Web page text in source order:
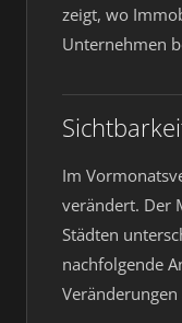
zeigt, wo
Unternehmen
Im
verändert. Der
Städten
nachfolgende
Veränderungen